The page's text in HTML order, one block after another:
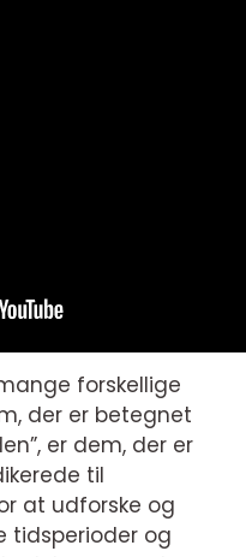
forskellige
der er betegnet
er dem, der er
til
at udforske og
tidsperioder og